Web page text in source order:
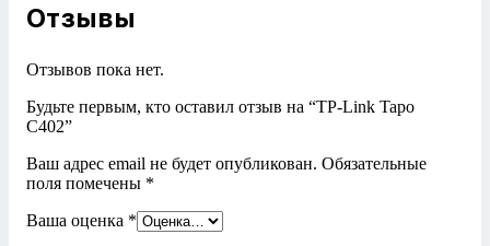
Отзывы
Отзывов пока нет.
Будьте первым, кто оставил отзыв на “TP-Link Tapo
C402”
Ваш адрес email не будет опубликован. Обязательные
поля помечены *
Ваша оценка *